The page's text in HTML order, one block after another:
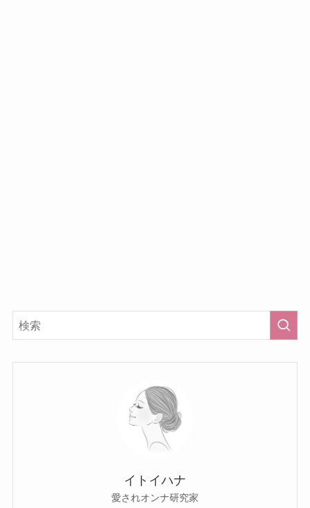
イトイハナ
愛されオンナ研究家